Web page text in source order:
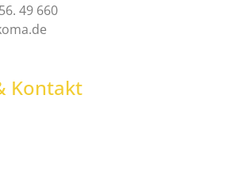
49 660
Kontakt